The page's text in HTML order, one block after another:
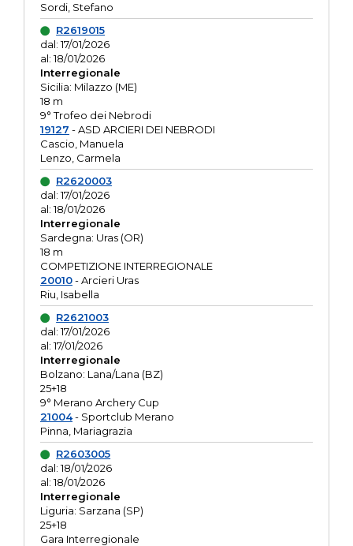
Sordi, Stefano
R2619015
dal: 17/01/2026
al: 18/01/2026
Interregionale
Sicilia: Milazzo (ME)
18 m
9° Trofeo dei Nebrodi
19127 - ASD ARCIERI DEI NEBRODI
Cascio, Manuela
Lenzo, Carmela
R2620003
dal: 17/01/2026
al: 18/01/2026
Interregionale
Sardegna: Uras (OR)
18 m
COMPETIZIONE INTERREGIONALE
20010- Arcieri Uras
Riu, Isabella
R2621003
dal: 17/01/2026
al: 17/01/2026
Interregionale
Bolzano: Lana/Lana (BZ)
25+18
9° Merano Archery Cup
21004- Sportclub Merano
Pinna, Mariagrazia
R2603005
dal: 18/01/2026
al: 18/01/2026
Interregionale
Liguria: Sarzana (SP)
25+18
Gara Interregionale